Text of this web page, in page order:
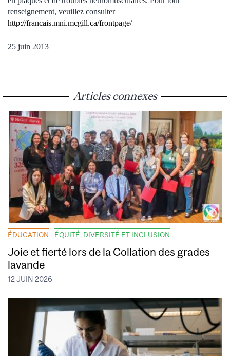
renseignement, veuillez consulter
http://francais.mni.mcgill.ca/frontpage/
25 juin 2013
Articles connexes
ÉDUCATION ÉQUITÉ, DIVERSITÉ ET INCLUSION
Joie et fierté lors de la Collation des grades
lavande
12 JUIN 2026